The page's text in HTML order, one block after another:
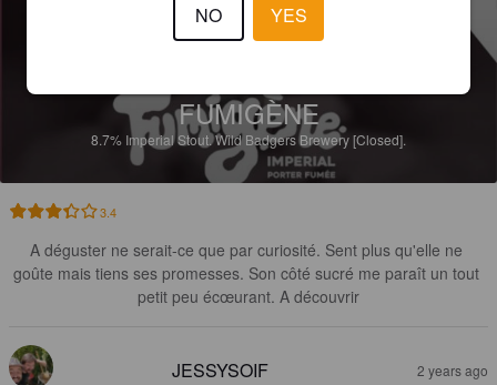
FUMIGÈNE
8.7% Imperial Stout.Wild Badgers Brewery [Closed].
3.4
A déguster ne serait-ce que par curiosité. Sent plus qu'elle ne
goûte mais tiens ses promesses. Son côté sucré me paraît un tout
petit peu écœurant. A découvrir
JESSYSOIF 2 years ago
NO YES